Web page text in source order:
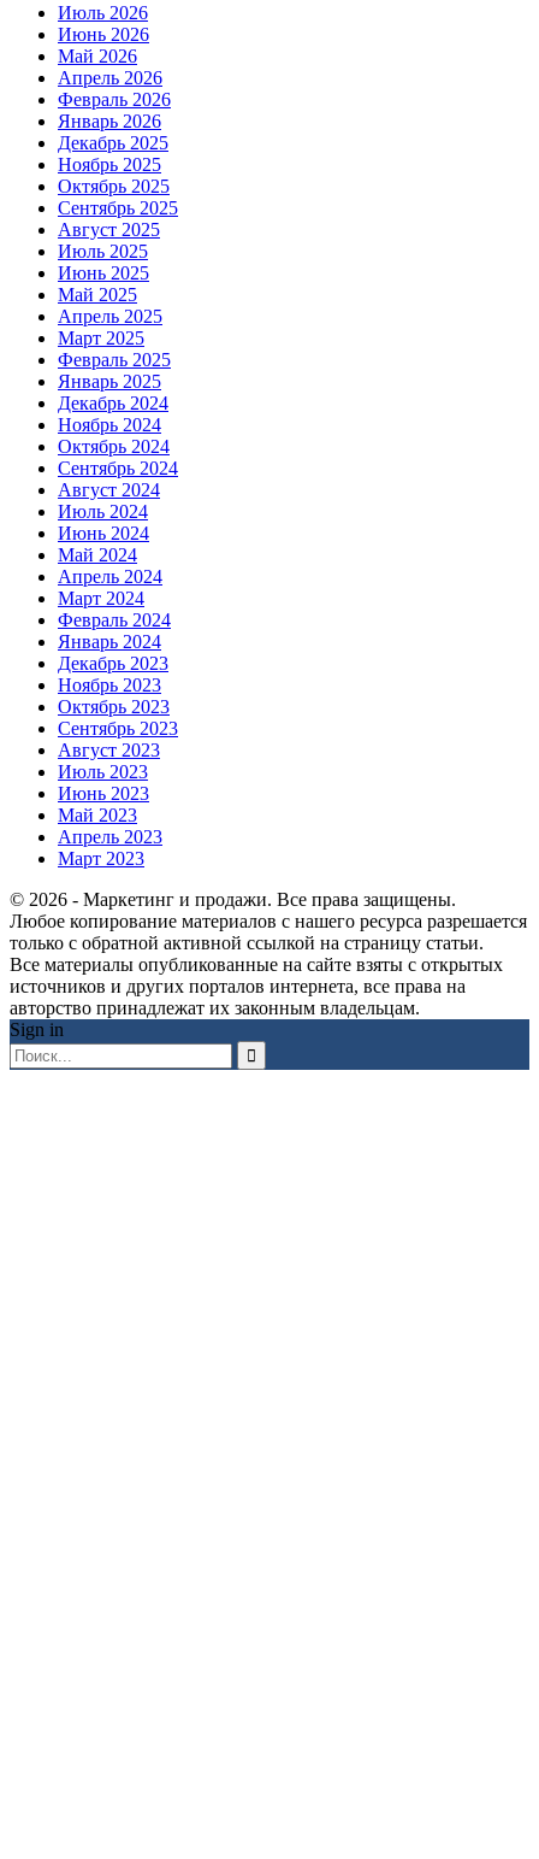
Июль 2026
Июнь 2026
Май 2026
Апрель 2026
Февраль 2026
Январь 2026
Декабрь 2025
Ноябрь 2025
Октябрь 2025
Сентябрь 2025
Август 2025
Июль 2025
Июнь 2025
Май 2025
Апрель 2025
Март 2025
Февраль 2025
Январь 2025
Декабрь 2024
Ноябрь 2024
Октябрь 2024
Сентябрь 2024
Август 2024
Июль 2024
Июнь 2024
Май 2024
Апрель 2024
Март 2024
Февраль 2024
Январь 2024
Декабрь 2023
Ноябрь 2023
Октябрь 2023
Сентябрь 2023
Август 2023
Июль 2023
Июнь 2023
Май 2023
Апрель 2023
Март 2023
© 2026 - Маркетинг и продажи. Все права защищены.
Любое копирование материалов с нашего ресурса разрешается
только с обратной активной ссылкой на страницу статьи.
Все материалы опубликованные на сайте взяты с открытых
источников и других порталов интернета, все права на
авторство принадлежат их законным владельцам.
Sign in